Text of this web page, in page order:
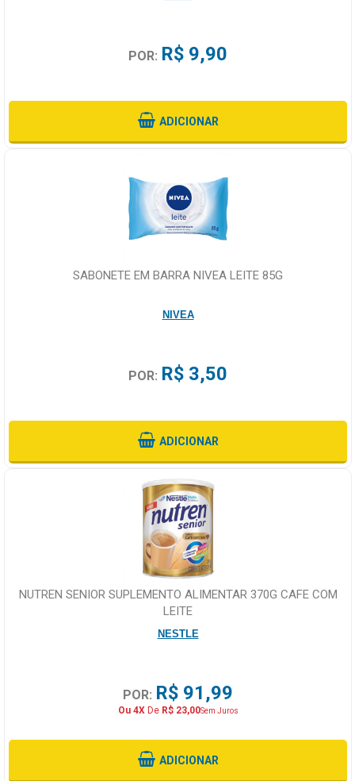
POR: R$ 9,90
ADICIONAR
SABONETE EM BARRA NIVEA LEITE 85G
NIVEA
POR: R$ 3,50
ADICIONAR
NUTREN SENIOR SUPLEMENTO ALIMENTAR 370G CAFE COM
LEITE
NESTLE
POR: R$ 91,99
Ou 4XDe R$ 23,00Sem Juros
ADICIONAR